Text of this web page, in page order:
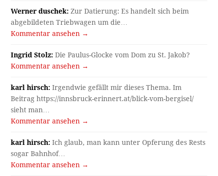
Werner duschek: Zur Datierung: Es handelt sich beim
abgebildeten Triebwagen um die…
Kommentar ansehen →
Ingrid Stolz: Die Paulus-Glocke vom Dom zu St. Jakob?
Kommentar ansehen →
karl hirsch: Irgendwie gefällt mir dieses Thema. Im
Beitrag https://innsbruck-erinnert.at/blick-vom-bergisel/
sieht man…
Kommentar ansehen →
karl hirsch: Ich glaub, man kann unter Opferung des Rests
sogar Bahnhof…
Kommentar ansehen →